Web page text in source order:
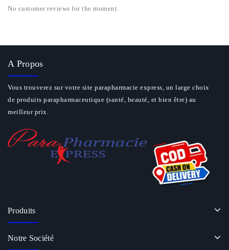
No customer reviews for the moment.
A Propos
Vous trouverez sur votre site parapharmacie express, un large choix
de produits parapharmaceutique (santé, beauté, et bien être) au
meilleur prix.
Produits
Notre Société